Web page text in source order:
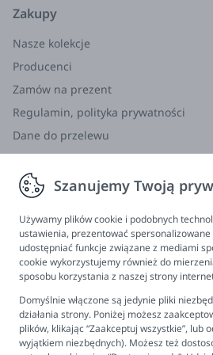
Zakupy
Nasze kolekcje
Producenci
Zamów na prezent
Regulamin, polityka prywatności
Dane do przelewu
Zwroty, wymiana, reklamacja
Informacje
Program lojalnościowy
FAQ - najczęściej zadawane pytania
Newsletter
Ustawienia plików cookies
Biuro obsługi klienta
Szanujemy Twoją
Używamy plików cookie i podobnych
ustawienia, prezentować
udostępniać funkcje związane z mediami
cookie wykorzystujemy również do
sposobu korzystania z naszej strony
Domyślnie włączone są jedynie pliki
działania strony. Poniżej możesz
plików, klikając “Zaakceptuj wszystkie”, lub
wyjątkiem niezbędnych). Możesz też